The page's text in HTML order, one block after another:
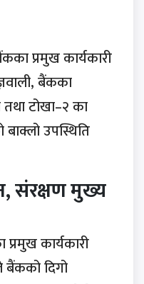
प्रमुख कार्यकारी
बैंकका
तथा टोखा–२ का
बाक्लो उपस्थिति
संरक्षण मुख्य
कार्यकारी
बैंकको दिगो